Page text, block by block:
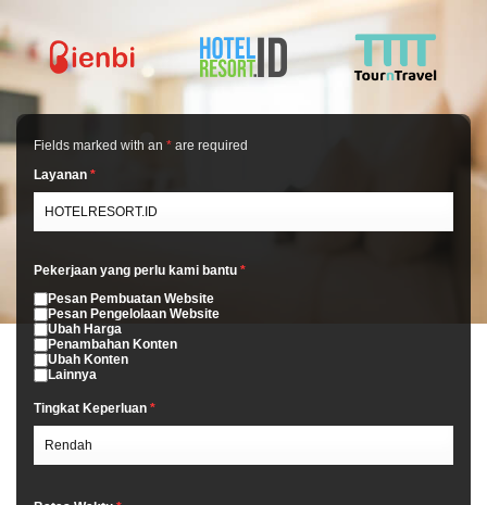
Fields marked with an * are required
Layanan *
Pekerjaan yang perlu kami bantu *
Pesan Pembuatan Website
Pesan Pengelolaan Website
Ubah Harga
Penambahan Konten
Ubah Konten
Lainnya
Tingkat Keperluan *